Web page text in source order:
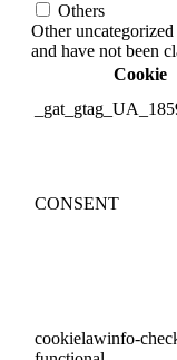
Others
Other
and have not been
Cookie
CONSENT
cookielawinfo-